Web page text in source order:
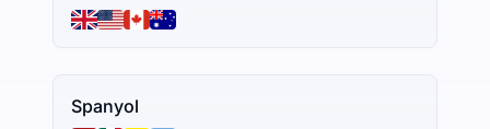
Spanyol